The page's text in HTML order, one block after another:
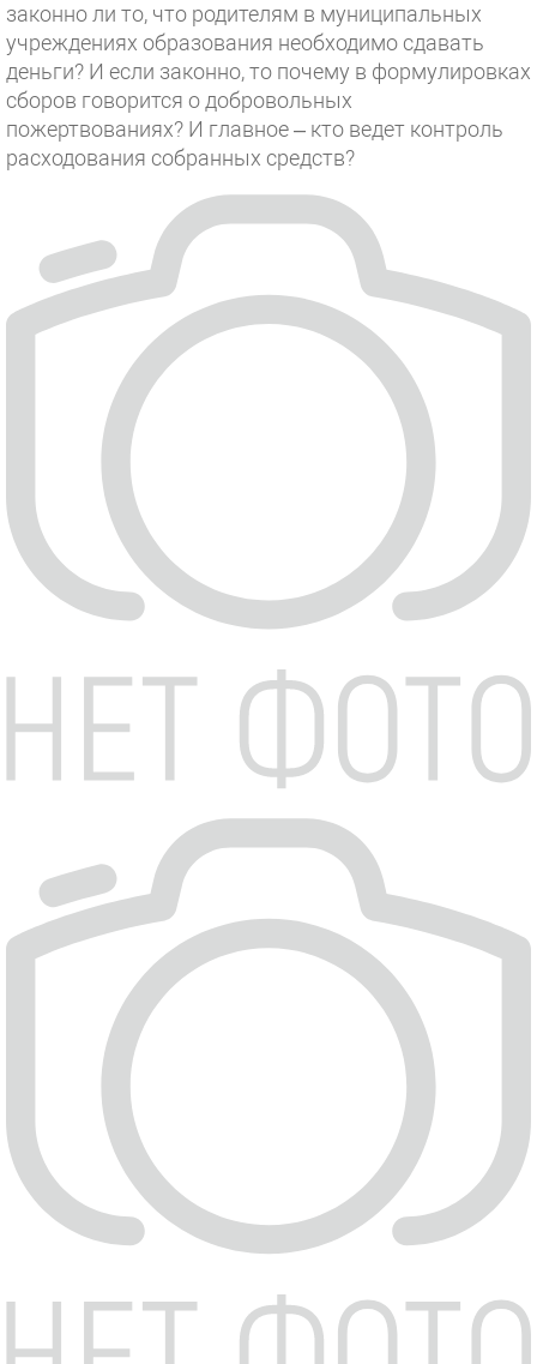
законно ли то, что родителям в муниципальных
учреждениях образования необходимо сдавать
деньги? И если законно, то почему в формулировках
сборов говорится о добровольных
пожертвованиях? И главное – кто ведет контроль
расходования собранных средств?